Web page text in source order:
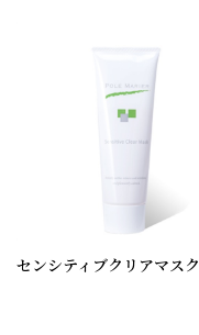
センシティブクリアマスク